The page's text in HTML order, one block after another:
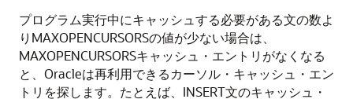
プログラム実行中にキャッシュする必要がある文の数よ
りMAXOPENCURSORSの値が少ない場合は、
MAXOPENCURSORSキャッシュ・エントリがなくなる
と、Oracleは再利用できるカーソル・キャッシュ・エン
トリを探します。たとえば、INSERT文のキャッシュ・